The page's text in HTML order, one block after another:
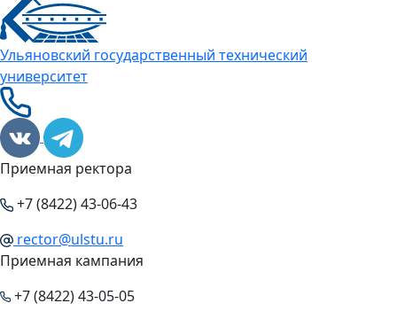
Ульяновский государственный технический
университет
Приемная ректора
+7 (8422) 43-06-43
rector@ulstu.ru
Приемная кампания
+7 (8422) 43-05-05